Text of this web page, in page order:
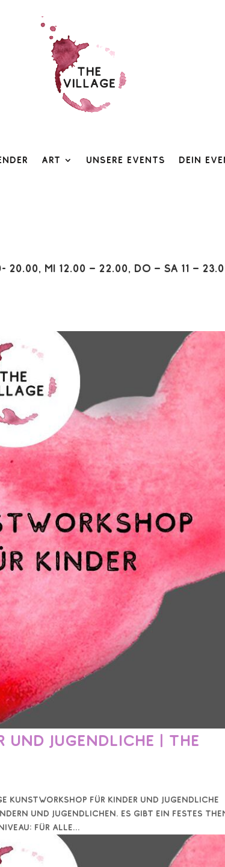
Art Unsere Events Dein
20.00, Mi 12.00 – 22.00, Do – Sa 11 –
Jugendliche | The
Kunstworkshop für Kinder und Jugendliche
und Jugendlichen. Es gibt ein festes
für alle...